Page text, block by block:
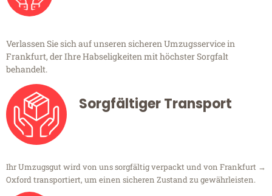
Verlassen Sie sich auf unseren sicheren Umzugsservice in
Frankfurt, der Ihre Habseligkeiten mit höchster Sorgfalt
behandelt.
Sorgfältiger Transport
Ihr Umzugsgut wird von uns sorgfältig verpackt und von Frankfurt →
Oxford transportiert, um einen sicheren Zustand zu gewährleisten.